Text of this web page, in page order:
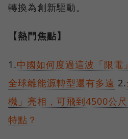
轉換為創新驅動。
【熱門焦點】
1.中國如何度過這波「限電
全球離能源轉型還有多遠 2.
機」亮相，可飛到4500公
特點？